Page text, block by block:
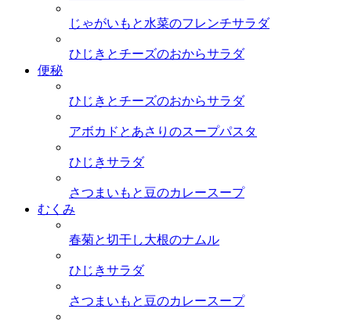
じゃがいもと水菜のフレンチサラダ
ひじきとチーズのおからサラダ
便秘
ひじきとチーズのおからサラダ
アボカドとあさりのスープパスタ
ひじきサラダ
さつまいもと豆のカレースープ
むくみ
春菊と切干し大根のナムル
ひじきサラダ
さつまいもと豆のカレースープ